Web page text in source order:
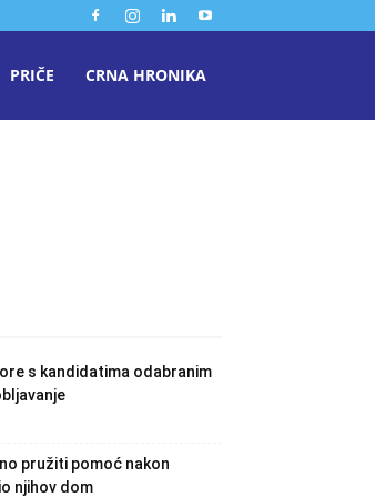
PRIČE CRNA HRONIKA
s kandidatima odabranim
pružiti pomoć nakon
njihov dom